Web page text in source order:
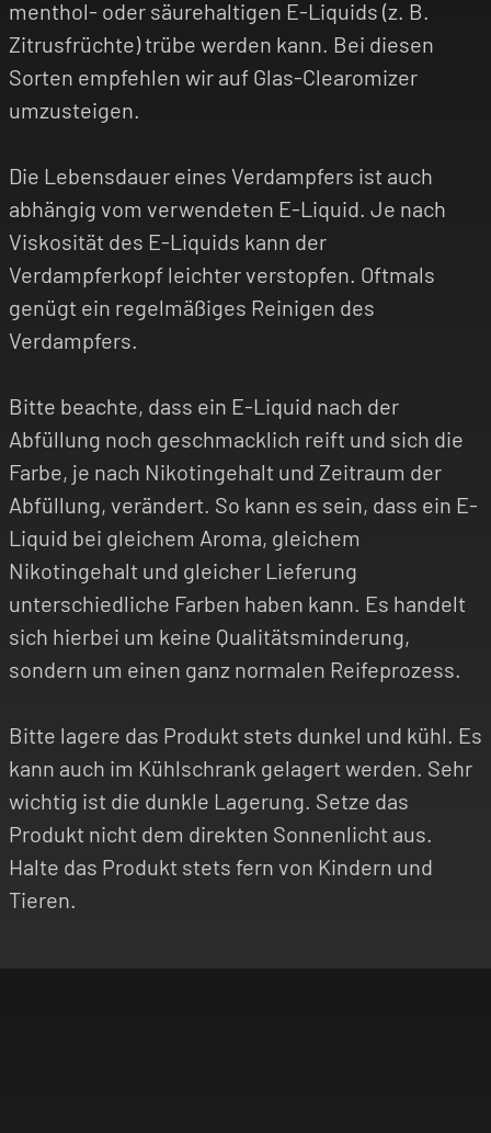
menthol- oder säurehaltigen E-Liquids (z. B.
Zitrusfrüchte) trübe werden kann. Bei diesen
Sorten empfehlen wir auf Glas-Clearomizer
umzusteigen.
Die Lebensdauer eines Verdampfers ist auch
abhängig vom verwendeten E-Liquid. Je nach
Viskosität des E-Liquids kann der
Verdampferkopf leichter verstopfen. Oftmals
genügt ein regelmäßiges Reinigen des
Verdampfers.
Bitte beachte, dass ein E-Liquid nach der
Abfüllung noch geschmacklich reift und sich die
Farbe, je nach Nikotingehalt und Zeitraum der
Abfüllung, verändert. So kann es sein, dass ein E-
Liquid bei gleichem Aroma, gleichem
Nikotingehalt und gleicher Lieferung
unterschiedliche Farben haben kann. Es handelt
sich hierbei um keine Qualitätsminderung,
sondern um einen ganz normalen Reifeprozess.
Bitte lagere das Produkt stets dunkel und kühl. Es
kann auch im Kühlschrank gelagert werden. Sehr
wichtig ist die dunkle Lagerung. Setze das
Produkt nicht dem direkten Sonnenlicht aus.
Halte das Produkt stets fern von Kindern und
Tieren.